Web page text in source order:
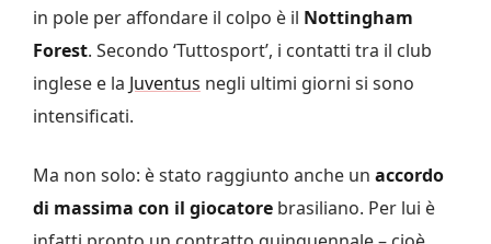
in pole per affondare il colpo è il Nottingham
Forest. Secondo ‘Tuttosport’, i contatti tra il club
inglese e la Juventus negli ultimi giorni si sono
intensificati.
Ma non solo: è stato raggiunto anche un accordo
di massima con il giocatore brasiliano. Per lui è